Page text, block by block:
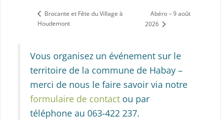
Brocante et Fête du Village à
Houdemont
Abéro – 9 août
2026
Vous organisez un événement sur le
territoire de la commune de Habay –
merci de nous le faire savoir via notre
formulaire de contact ou par
téléphone au 063-422 237.